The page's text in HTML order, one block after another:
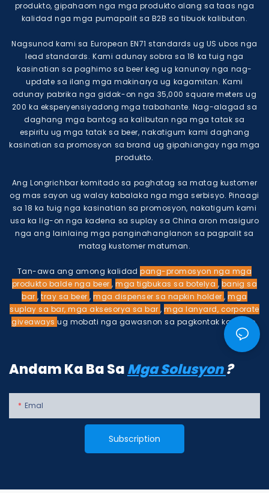
produkto, gipahaom nga mga produkto alang sa taas nga
kalidad nga mga pumapalit sa B2B sa tibuok kalibutan.
Nagsunod kami sa European EN71 standards ug US ubos nga
lead standards. Kami adunay sobra sa 18 ka tuig nga
kasinatian sa paghimo sa beer keg ug kanunay nga nag-
update sa ilang mga makinarya ug kagamitan. Kami
adunay pabrika nga gidak-on nga 35,000 square meters ug
200 ka eksperyensiyadong mga trabahante. Nag-alagad sa
daghang mga bantog sa kalibutan nga mga tatak sa
espiritu ug mga tatak sa beer, nakatigum kami daghang
kasinatian sa promosyon sa brand ug gipahiangay nga mga
produkto.
Ang Longrichbar komitado sa paghatag sa matag kustomer
og mas sayon ​​ug walay kabalaka nga mga serbisyo. Pinaagi
sa 18 ka tuig nga kasinatian sa promosyon, nakatigum kami
usa ka lig-on nga kadena sa suplay sa China aron masiguro
nga ang lainlaing mga panginahanglanon sa pagpalit sa
matag kustomer matuman.
Tan-awa ang among kalidadpang-promosyon nga mga
produkto balde nga beer,mga tigbukas sa botelya , banig sa
bar,tray sa beer,mga dispenser sa napkin holder,mga
suplay sa bar, mga aksesorya sa bar,mga lanyard, corporate
giveawaysug mobati nga gawasnon sa pagkontak kanamo.
Andam Ka Ba SaMga Solusyon?
Emal
Subscription